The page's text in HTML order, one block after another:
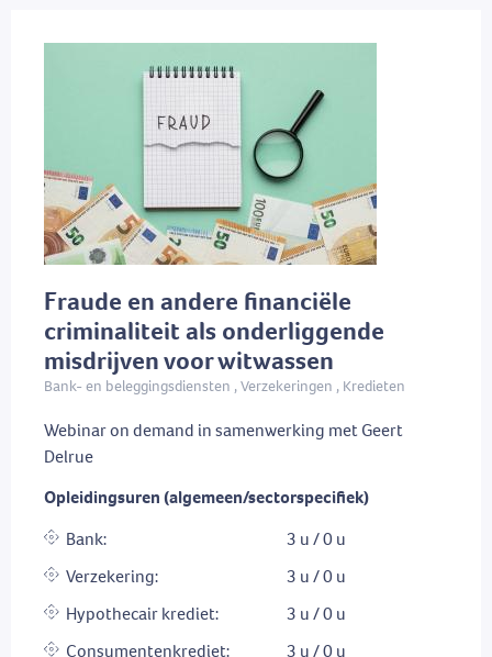
Fraude en andere financiële
criminaliteit als onderliggende
misdrijven voor witwassen
Bank- en beleggingsdiensten , Verzekeringen , Kredieten
Webinar on demand in samenwerking met Geert
Delrue
Opleidingsuren (algemeen/sectorspecifiek)
Bank:
3 u / 0 u
Verzekering:
3 u / 0 u
Hypothecair krediet:
3 u / 0 u
Consumentenkrediet:
3 u / 0 u